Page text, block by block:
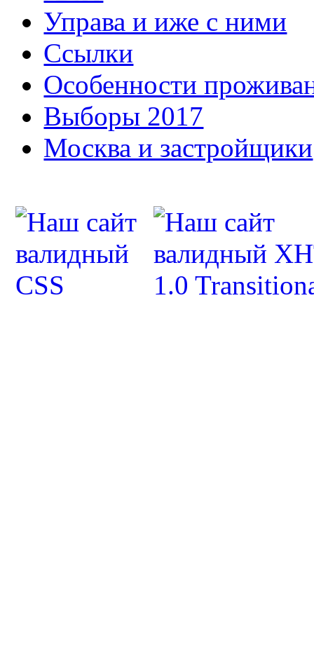
Управа и иже с ними
Ссылки
Особенности
Выборы 2017
Москва и застройщики